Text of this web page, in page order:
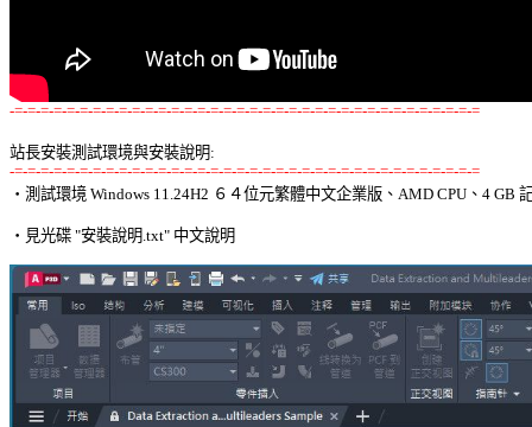
-=-=-=-=-=-=-=-=-=-=-=-=-=-=-=-=-=-=-=-=-=-=-=-=-=-=-=-=-=-=-=-=-=-=-=-=
站長安裝測試環境與安裝說明:
-=-=-=-=-=-=-=-=-=-=-=-=-=-=-=-=-=-=-=-=-=-=-=-=-=-=-=-=-=-=-=-=-=-=-=-=
‧測試環境 Windows 11.24H2 ６４位元繁體中文企業版、AMD CPU、4 GB
‧見光碟 "安裝說明.txt" 中文說明